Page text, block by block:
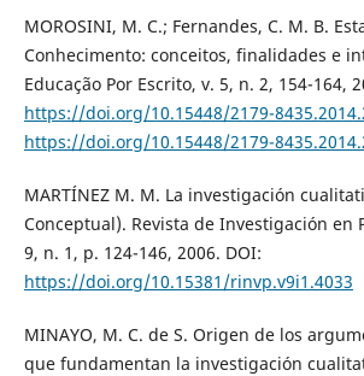
MOROSINI, M. C.; Fernandes, C. M. B.
Conhecimento: conceitos, finalidades e
Educação Por Escrito, v. 5, n. 2, 154-164,
https://doi.org/10.15448/2179-
https://doi.org/10.15448/2179-
MARTÍNEZ M. M. La investigación
Conceptual). Revista de Investigación en
9, n. 1, p. 124-146, 2006. DOI:
https://doi.org/10.15381/rinvp.v9i1.4033
MINAYO, M. C. de S. Origen de los
que fundamentan la investigación